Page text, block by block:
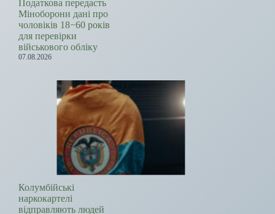
Податкова передасть
Міноборони дані про
чоловіків 18−60 років
для перевірки
військового обліку
07.08.2026
Колумбійські
наркокартелі
відправляють людей